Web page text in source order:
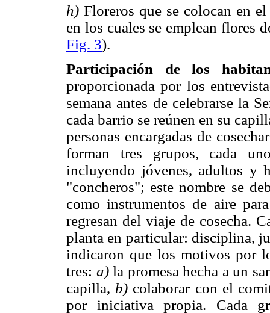
h)Floreros que se colocan en
en los cuales se emplean flores
Fig. 3).
Participación de los
proporcionada por los
semana antes de celebrarse la
cada barrio se reúnen en su
personas encargadas de
forman tres grupos, cada
incluyendo jóvenes, adultos y
"concheros"; este nombre se
como instrumentos de aire
regresan del viaje de cosecha.
planta en particular: disciplina,
indicaron que los motivos por
tres: a)la promesa hecha a un
capilla, b) colaborar con el
por iniciativa propia. Cada